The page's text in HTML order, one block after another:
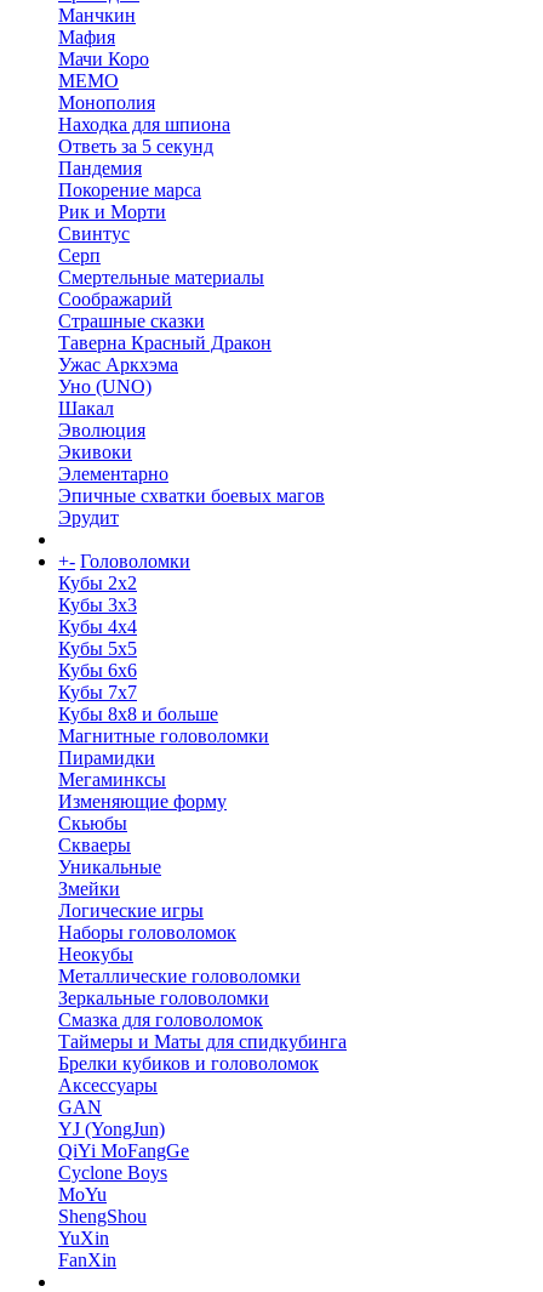
Манчкин
Мафия
Мачи Коро
МЕМО
Монополия
Находка для шпиона
Ответь за 5 секунд
Пандемия
Покорение марса
Рик и Морти
Свинтус
Серп
Смертельные материалы
Соображарий
Страшные сказки
Таверна Красный Дракон
Ужас Аркхэма
Уно (UNO)
Шакал
Эволюция
Экивоки
Элементарно
Эпичные схватки боевых магов
Эрудит
+- Головоломки
Кубы 2х2
Кубы 3х3
Кубы 4x4
Кубы 5х5
Кубы 6х6
Кубы 7х7
Кубы 8х8 и больше
Магнитные головоломки
Пирамидки
Мегаминксы
Изменяющие форму
Скьюбы
Скваеры
Уникальные
Змейки
Логические игры
Наборы головоломок
Неокубы
Металлические головоломки
Зеркальные головоломки
Смазка для головоломок
Таймеры и Маты для спидкубинга
Брелки кубиков и головоломок
Аксессуары
GAN
YJ (YongJun)
QiYi MoFangGe
Cyclone Boys
MoYu
ShengShou
YuXin
FanXin